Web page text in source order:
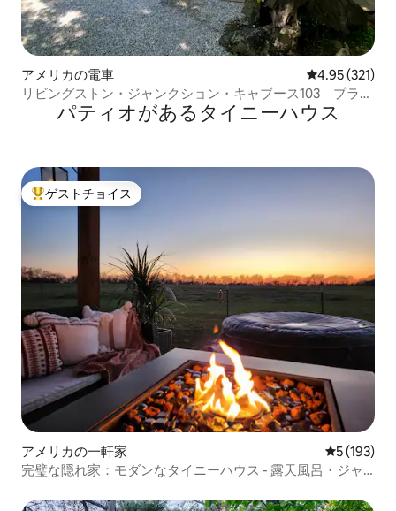
アメリカの電車 レビュー321
4.95 (321)
リビングストン・ジャンクション・キャブース103 プライ
ベートジャグジー
パティオがあるタイニーハウス
大好評のゲストチョイスです。
ゲストチョイス
アメリカの一軒家 レビュー
5 (193)
完璧な隠れ家：モダンなタイニーハウス - 露天風呂・ジャ